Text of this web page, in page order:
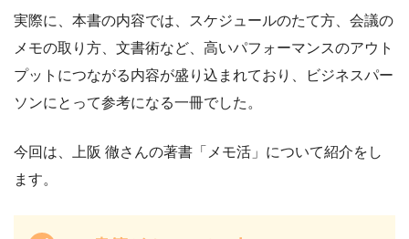
実際に、本書の内容では、スケジュールのたて方、会議の
メモの取り方、文書術など、高いパフォーマンスのアウト
プットにつながる内容が盛り込まれており、ビジネスパー
ソンにとって参考になる一冊でした。
今回は、上阪 徹さんの著書「メモ活」について紹介をし
ます。